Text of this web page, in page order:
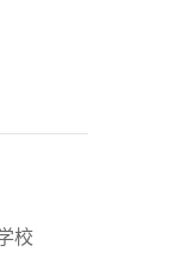
校